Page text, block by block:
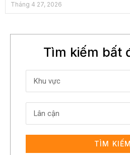
Tháng 4 27, 2026
Tìm kiếm bất
TÌM KIẾM